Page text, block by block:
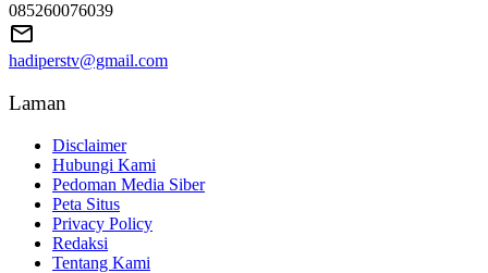
085260076039
hadiperstv@gmail.com
Laman
Disclaimer
Hubungi Kami
Pedoman Media Siber
Peta Situs
Privacy Policy
Redaksi
Tentang Kami